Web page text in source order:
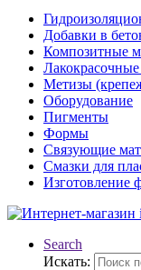
Добавки в
Композитные
Метизы
Оборудование
Пигменты
Формы
Связующие
Смазки для
Изготовление
Search
Искать: